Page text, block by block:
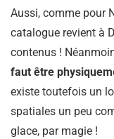
Aussi, comme pour
catalogue revient à
contenus !
faut être
existe toutefois un
spatiales un peu
glace, par magie !